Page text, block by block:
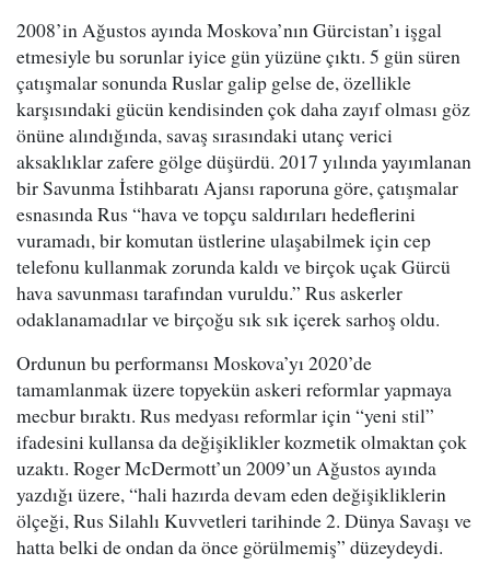
2008’in Ağustos ayında Moskova’nın Gürcistan’ı işgal
etmesiyle bu sorunlar iyice gün yüzüne çıktı. 5 gün süren
çatışmalar sonunda Ruslar galip gelse de, özellikle
karşısındaki gücün kendisinden çok daha zayıf olması göz
önüne alındığında, savaş sırasındaki utanç verici
aksaklıklar zafere gölge düşürdü. 2017 yılında yayımlanan
bir Savunma İstihbaratı Ajansı raporuna göre, çatışmalar
esnasında Rus “hava ve topçu saldırıları hedeflerini
vuramadı, bir komutan üstlerine ulaşabilmek için cep
telefonu kullanmak zorunda kaldı ve birçok uçak Gürcü
hava savunması tarafından vuruldu.” Rus askerler
odaklanamadılar ve birçoğu sık sık içerek sarhoş oldu.
Ordunun bu performansı Moskova’yı 2020’de
tamamlanmak üzere topyekün askeri reformlar yapmaya
mecbur bıraktı. Rus medyası reformlar için “yeni stil”
ifadesini kullansa da değişiklikler kozmetik olmaktan çok
uzaktı. Roger McDermott’un 2009’un Ağustos ayında
yazdığı üzere, “hali hazırda devam eden değişikliklerin
ölçeği, Rus Silahlı Kuvvetleri tarihinde 2. Dünya Savaşı ve
hatta belki de ondan da önce görülmemiş” düzeydeydi.